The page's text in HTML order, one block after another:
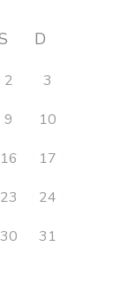
D
2
3
9
10
16
17
23
24
30 31